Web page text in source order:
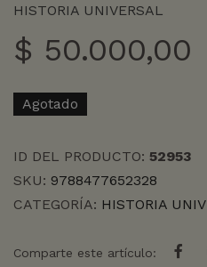
HISTORIA UNIVERSAL
$ 50.000,00
Agotado
ID DEL PRODUCTO: 52953
SKU: 9788477652328
CATEGORÍA: HISTORIA
Comparte este artículo: